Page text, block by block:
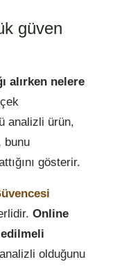
güven
alırken nelere
analizli ürün,
bunu
gösterir.
Online
olduğunu